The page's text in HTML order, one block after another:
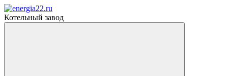
Котельный завод